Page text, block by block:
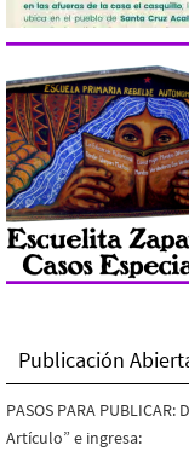
Publicación
PASOS PARA
Artículo” e ingresa: